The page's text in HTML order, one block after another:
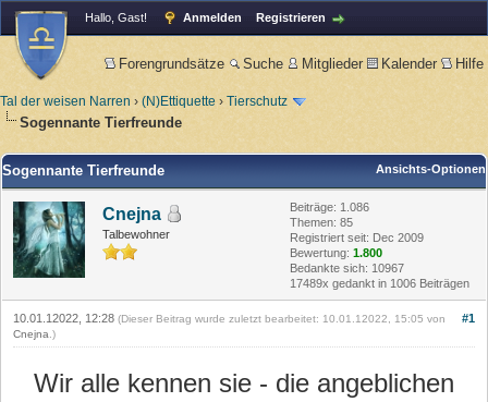
Hallo, Gast! Anmelden Registrieren
Forengrundsätze Suche Mitglieder Kalender Hilfe
Tal der weisen Narren › (N)Ettiquette› Tierschutz
Sogennante Tierfreunde
Ansichts-Optionen
Sogennante Tierfreunde
Cnejna
Talbewohner
Beiträge: 1.086
Themen: 85
Registriert seit: Dec 2009
Bewertung: 1.800
Bedankte sich: 10967
17489x gedankt in 1006 Beiträgen
#1
10.01.12022, 12:28 (Dieser Beitrag wurde zuletzt bearbeitet: 10.01.12022, 15:05 von
Cnejna .)
Wir alle kennen sie - die angeblichen